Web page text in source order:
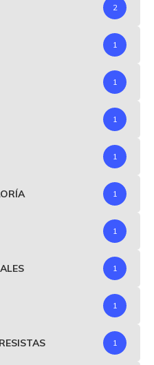
2
1
1
1
1
1
1
1
1
1